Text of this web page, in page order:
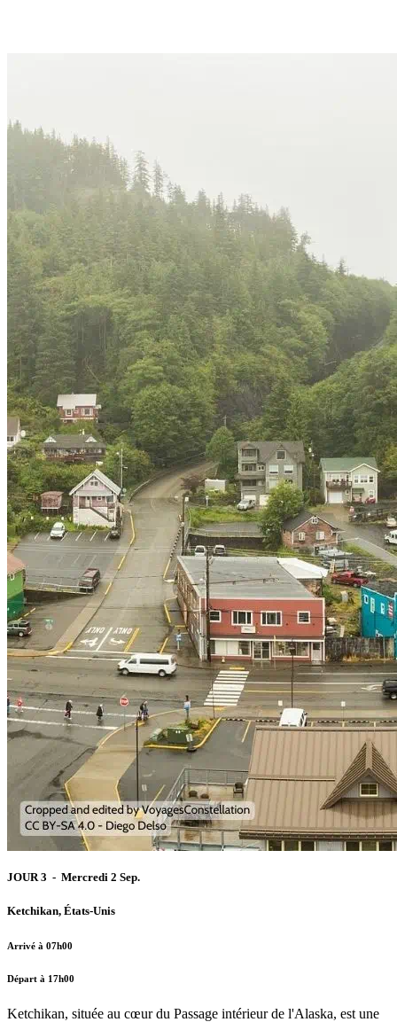
JOUR 3 - Mercredi 2 Sep.
Ketchikan, États-Unis
Arrivé à 07h00
Départ à 17h00
Ketchikan, située au cœur du Passage intérieur de l'Alaska, est une